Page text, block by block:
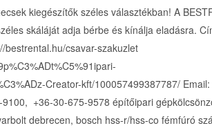
kiegészítők széles választékban! A
skáláját adja bérbe és kínálja eladásra.
csavar-szakuzlet
Creator-kft/100057499387787/ Email:
+36-30-675-9578 építőipari
debrecen, bosch hss-r/hss-co fémfúró